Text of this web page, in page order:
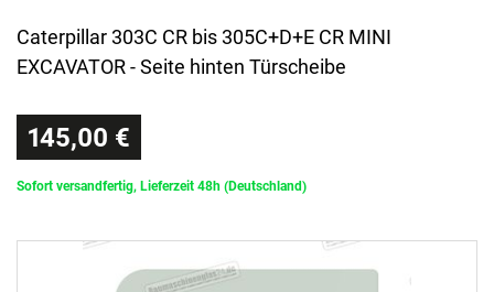
Caterpillar 303C CR bis 305C+D+E CR MINI
EXCAVATOR - Seite hinten Türscheibe
145,00 €
Sofort versandfertig, Lieferzeit 48h (Deutschland)